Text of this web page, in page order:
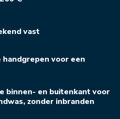
vast
handgrepen voor een
binnen- en buitenkant voor
zonder inbranden